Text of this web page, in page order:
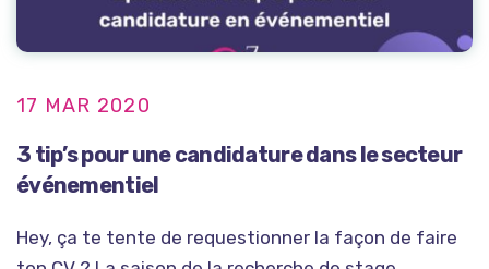
17 MAR 2020
3 tip’s pour une candidature dans le secteur
événementiel
Hey, ça te tente de requestionner la façon de faire